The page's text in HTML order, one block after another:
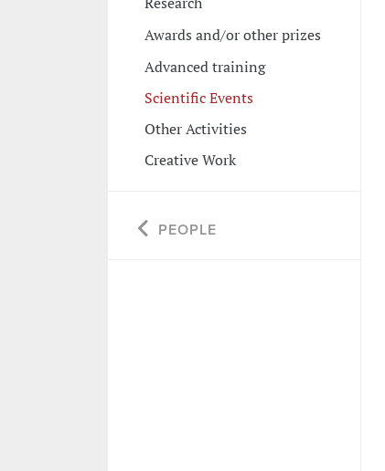
Awards and/or other prizes
Advanced training
Scientific Events
Other Activities
Creative Work
PEOPLE